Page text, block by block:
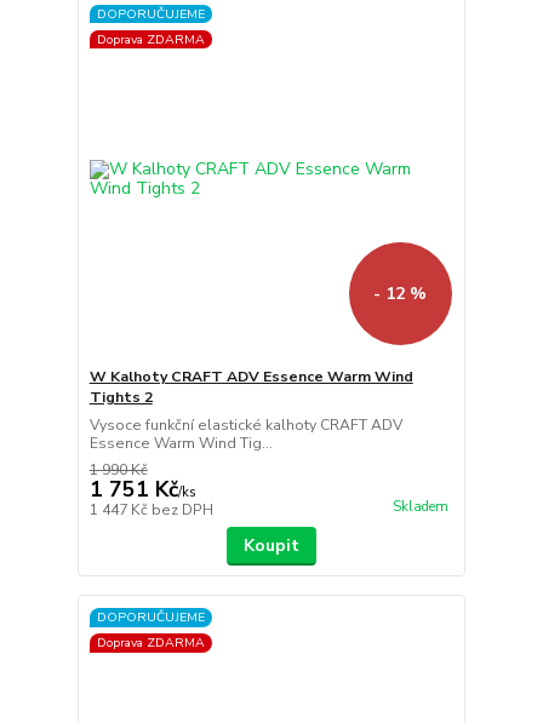
DOPORUČUJEME
Doprava ZDARMA
- 12 %
W Kalhoty CRAFT ADV Essence Warm Wind
Tights 2
Vysoce funkční elastické kalhoty CRAFT ADV
Essence Warm Wind Tig...
1 990 Kč
1 751 Kč/ks
1 447 Kč bez DPH Skladem
Koupit
DOPORUČUJEME
Doprava ZDARMA